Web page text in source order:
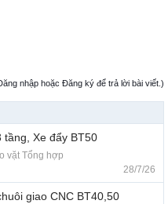
nhập hoặc Đăng ký để trả lời bài viết.)
tầng, Xe đẩy BT50
vặt Tổng hợp
28/7/26
giao CNC BT40,50